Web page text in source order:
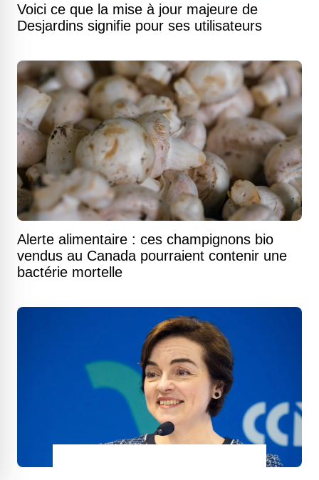
Voici ce que la mise à jour majeure de
Desjardins signifie pour ses utilisateurs
Alerte alimentaire : ces champignons bio
vendus au Canada pourraient contenir une
bactérie mortelle